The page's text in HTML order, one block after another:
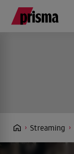
Streaming